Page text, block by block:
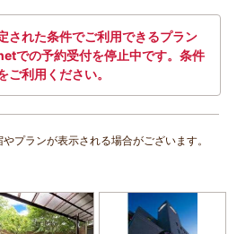
された条件でご利用できるプラン
での予約受付を停止中です。条件
ご利用ください。
プランが表示される場合がございます。